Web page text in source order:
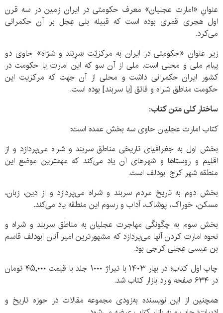
عنوانِ «امارت عجلیان» معرف حکومتی در ایران زمین در سه قرن
اول هجری قمری بوده است که قبیله بنی عِجل بر آن حکمرانی
می‌کرد.
زیر عنوانِ «حکومتی در ایران به مرکزیّت سَرِبَند و شرّاه» حاوی دو
پیام ملی و محلی است. ملی از آن سو که این امارت یا حکومت در
کشور ایران حکمرانی داشت و محلی از آن جهت که مرکزیت این
حکومت مناطق شراه و فاتق [یا سربند] بوده است.
ساختار کلی متن کتاب:
کتاب امارت عجلیان حاوی سه بخش عمده است:
بخش اول به جغرافیای تاریخی مناطق سربند و شراه می‌پردازد و از
اقلیم و روستاها و شهرهای آن یاد می‌کند که مهمترین موضع این
منطقه شهر کرج ابودلف است.
بخش دوم به تاریخ مردم سربند و شراه می‌پردازد و از دین، زبان،
مسکن، خوراک، پوشاک، آداب و رسوم این منطقه یاد می‌کند.
بخش سوم به چگونگی مهاجرت عجلیان به مناطق سربند و شراه و
نحوه امارت کردن آنها می‌پردازد که مشهورترین امیر آنان ابودلف قاسم
بن عیسی عِجلی کرجی بود.
چاپ اول کتاب؛ در بهار
با تیراژ جلد با قیمت۴۵,۰۰۰
تومان
در ۶۳۴ صفحه وارد بازار کتاب شد.
همچنین از این نویسنده به‌زودی مجموعه مقالات در حوزه تاریخ و